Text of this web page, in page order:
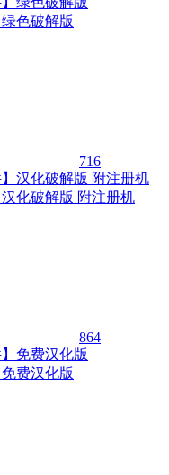
色破解版
716
化破解版 附注册机
864
费汉化版